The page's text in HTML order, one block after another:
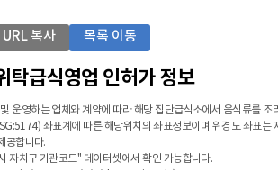
URL 복사 목록 이동
탁급식영업 인허가 정보
운영하는 업체와 계약에 따라 해당 집단급식소에서 음식류를 조
좌표계에 따른 해당위치의 좌표정보이며 위경도 좌표는
공합니다.
자치구 기관코드" 데이터셋에서 확인 가능합니다.